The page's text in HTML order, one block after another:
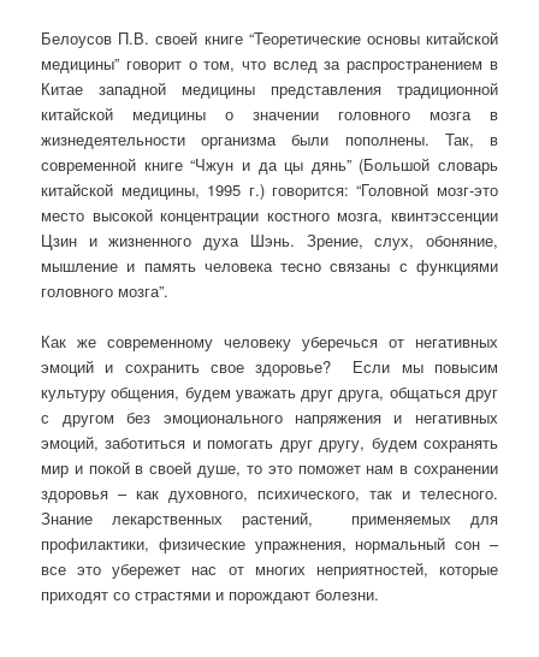
Белоусов П.В. своей книге “Теоретические основы китайской
медицины” говорит о том, что вслед за распространением в
Китае западной медицины представления традиционной
китайской медицины о значении головного мозга в
жизнедеятельности организма были пополнены. Так, в
современной книге “Чжун и да цы дянь” (Большой словарь
китайской медицины, 1995 г.) говорится: “Головной мозг-это
место высокой концентрации костного мозга, квинтэссенции
Цзин и жизненного духа Шэнь. Зрение, слух, обоняние,
мышление и память человека тесно связаны с функциями
головного мозга”.
Как же современному человеку уберечься от негативных
эмоций и сохранить свое здоровье? Если мы повысим
культуру общения, будем уважать друг друга, общаться друг
с другом без эмоционального напряжения и негативных
эмоций, заботиться и помогать друг другу, будем сохранять
мир и покой в своей душе, то это поможет нам в сохранении
здоровья – как духовного, психического, так и телесного.
Знание лекарственных растений, применяемых для
профилактики, физические упражнения, нормальный сон –
все это убережет нас от многих неприятностей, которые
приходят со страстями и порождают болезни.